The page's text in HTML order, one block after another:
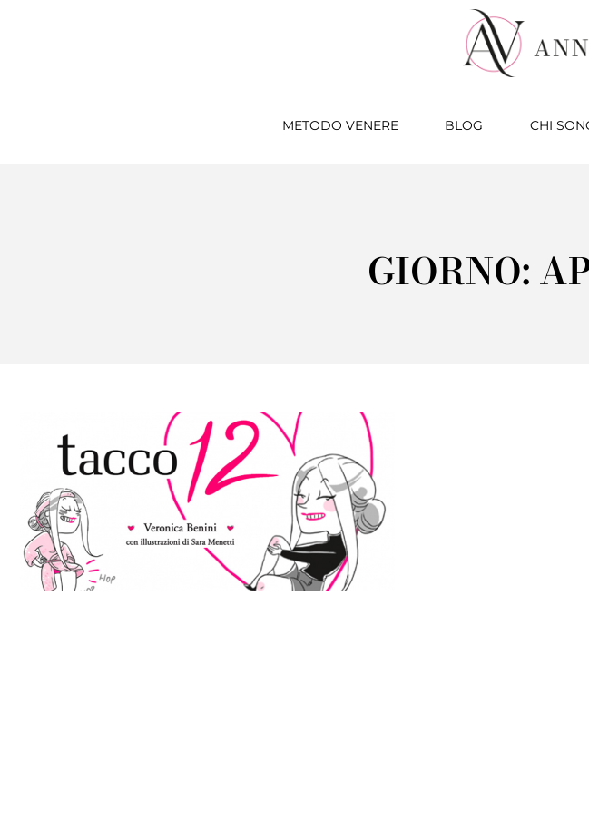
METODO VENERE BLOG CHI
GIORNO: